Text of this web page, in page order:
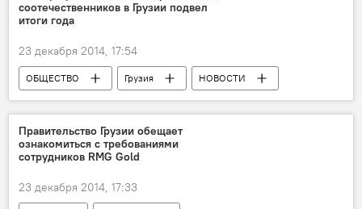
соотечественников в Грузии подвел
итоги года
23 декабря 2014, 17:54
ОБЩЕСТВО Грузия НОВОСТИ
Правительство Грузии обещает
ознакомиться с требованиями
сотрудников RMG Gold
23 декабря 2014, 17:33